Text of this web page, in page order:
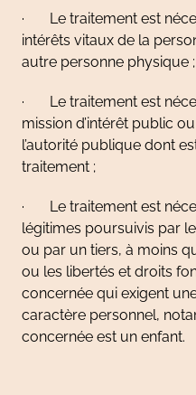
· Le traitement est
intérêts vitaux de la
autre personne physique ;
· Le traitement est
mission d’intérêt public
l’autorité publique dont
traitement ;
· Le traitement est
légitimes poursuivis par
ou par un tiers, à moins
ou les libertés et droits
concernée qui exigent
caractère personnel,
concernée est un enfant.